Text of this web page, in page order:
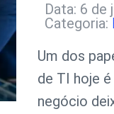
Data: 6 de
Categoria:
Um dos
de TI hoje
negócio